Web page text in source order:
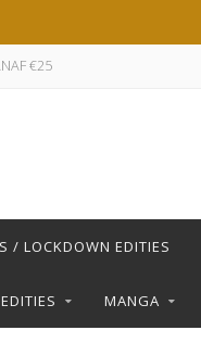
€25
/ LOCKDOWN EDITIES
MANGA